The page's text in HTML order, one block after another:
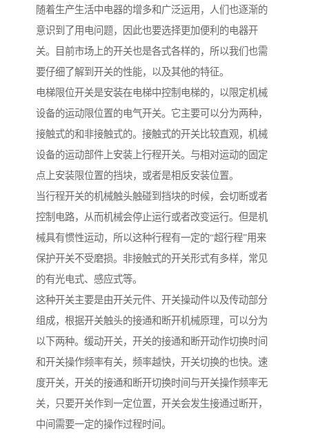
随着生产生活中电器的增多和广泛运用，人们也逐渐的
意识到了用电问题，因此也要选择更加便利的电器开
关。目前市场上的开关也是各式各样的，所以我们也需
要仔细了解到开关的性能，以及其他的特征。
电梯限位开关是安装在电梯中控制电梯的，以限定机械
设备的运动限位置的电气开关。它主要可以分为两种，
接触式的和非接触式的。接触式的开关比较直观，机械
设备的运动部件上安装上行程开关。与相对运动的固定
点上安装限位置的挡块，或者是相反安装位置。
当行程开关的机械触头触碰到挡块的时候，会切断或者
控制电路，从而机械会停止运行或者改变运行。但是机
械具有惯性运动，所以这种行程有一定的“超行程”用来
保护开关不受磨损。非接触式的开关形式有多样，常见
的有光电式、感应式等。
这种开关主要是由开关元件、开关操动件以及传动部分
组成，根据开关触头的接通和断开机械原理，可以分为
以下两种。缓动开关，开关的接通和断开动作切换时间
和开关操作频率有关，频率越快，开关切换的也快。速
度开关，开关的接通和断开切换时间与开关操作频率无
关，只要开关作到一定位置，开关会发生接通过断开，
中间需要一定的操作过程时间。